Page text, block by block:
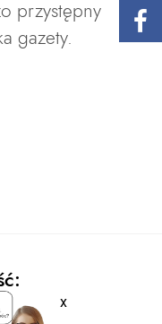
x
przystępny
gazety.